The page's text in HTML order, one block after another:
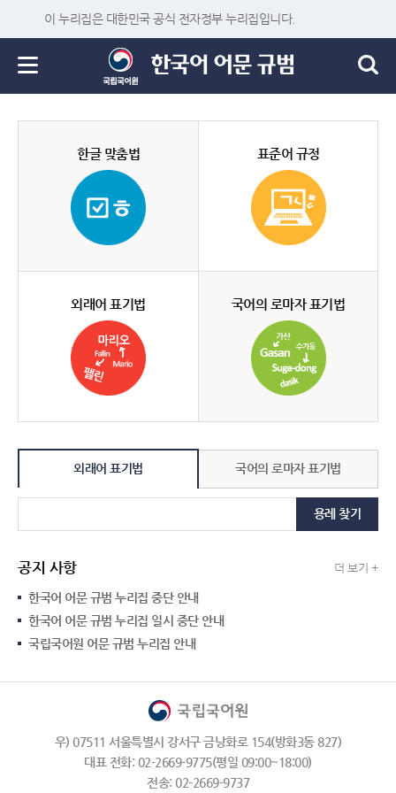
이 누리집은 대한민국 공식 전자정부 누리집입니다.
한글 맞춤법 표준어 규정
외래어 표기법 국어의 로마자 표기법
외래어 표기법 국어의 로마자 표기법
용례 찾기
공지 사항 더 보기 +
한국어 어문 규범 누리집 중단 안내
한국어 어문 규범 누리집 일시 중단 안내
국립국어원 어문 규범 누리집 안내
우) 07511 서울특별시 강서구 금낭화로 154(방화3동 827)
대표 전화: 02-2669-9775(평일 09:00~18:00)
전송: 02-2669-9737